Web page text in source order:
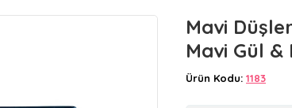
Mavi
Mavi Gül
Ürün Kodu: 1183